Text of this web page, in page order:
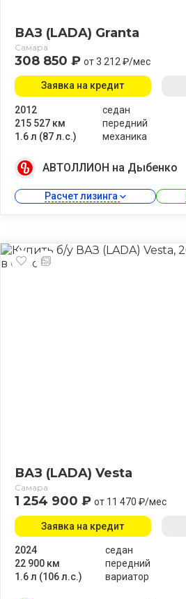
ВАЗ (LADA) Granta
Самара
308 850 ₽ от 3 212 ₽/мес
2012
215 527 км
1.6 л (87 л.с.)
седан
передний
механика
Заявка на кредит
АВТОЛЛИОН на Дыбенко
Расчет лизинга
ВАЗ (LADA) Vesta
Самара
1 254 900 ₽ от 11 470 ₽/мес
2024
22 900 км
1.6 л (106 л.с.)
седан
передний
вариатор
Заявка на кредит